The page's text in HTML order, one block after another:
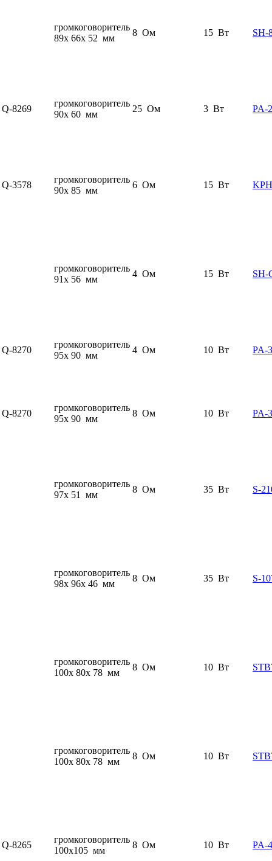
громкоговоритель
89x 66x 52 мм
8 Ом 15 Вт SH-
Q-8269
громкоговоритель
90x 60 мм
25 Ом 3 Вт PA-
Q-3578
громкоговоритель
90x 85 мм
6 Ом 15 Вт
громкоговоритель
91x 56 мм
4 Ом 15 Вт SH-
Q-8270
громкоговоритель
95x 90 мм
4 Ом 10 Вт PA-
Q-8270
громкоговоритель
95x 90 мм
8 Ом 10 Вт PA-
громкоговоритель
97x 51 мм
8 Ом 35 Вт S-
громкоговоритель
98x 96x 46 мм
8 Ом 35 Вт S-
громкоговоритель
100x 80x 78 мм
8 Ом 10 Вт
громкоговоритель
100x 80x 78 мм
8 Ом 10 Вт
Q-8265
громкоговоритель
100x105 мм
8 Ом 10 Вт PA-